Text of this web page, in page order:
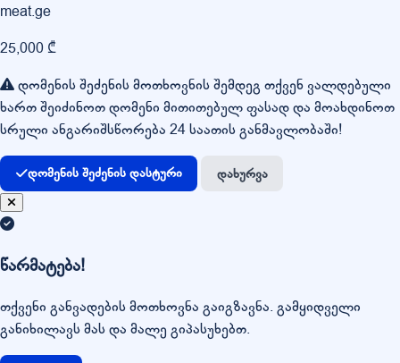
meat.ge
25,000 ₾
დომენის შეძენის მოთხოვნის შემდეგ თქვენ ვალდებული
ხართ შეიძინოთ დომენი მითითებულ ფასად და მოახდინოთ
სრული ანგარიშსწორება 24 საათის განმავლობაში!
დომენის შეძენის დასტური დახურვა
წარმატება!
თქვენი განვადების მოთხოვნა გაიგზავნა. გამყიდველი
განიხილავს მას და მალე გიპასუხებთ.